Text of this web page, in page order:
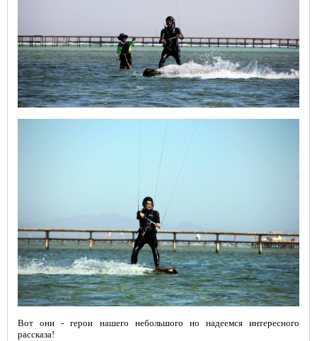
Вот они - герои нашего небольшого но надеемся интересного
рассказа!
Kiteprotect - жидкость для
восстановления кайта